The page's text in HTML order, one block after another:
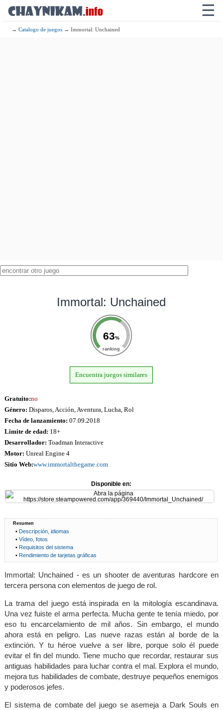
☰
→Catalogo de juegos → Immortal: Unchained
Immortal: Unchained
63%
ranking
Encuentra juegos similares
Gratuito:no
Género: Disparos, Acción, Aventura, Lucha, Rol
Fecha de lanzamiento: 07.09.2018
Limite de edad: 18+
Desarrollador: Toadman Interactive
Motor: Unreal Engine 4
Sitio Web:www.immortalthegame.com
Disponible en:
Resumen
•Descripción, idiomas
•Vídeo, fotos
•Requisitos del sistema
•Rendimiento de tarjetas gráficas
Immortal: Unchained - es un shooter de aventuras hardcore en
tercera persona con elementos de juego de rol.
La trama del juego está inspirada en la mitología escandinava.
Una vez fuiste el arma perfecta. Mucha gente te tenía miedo, por
eso tu encarcelamiento de mil años. Sin embargo, el mundo
ahora está en peligro. Las nueve razas están al borde de la
extinción. Y tu héroe vuelve a ser libre, porque solo él puede
evitar el fin del mundo. Tiene mucho que recordar, restaurar sus
antiguas habilidades para luchar contra el mal. Explora el mundo,
mejora tus habilidades de combate, destruye pequeños enemigos
y poderosos jefes.
El sistema de combate del juego se asemeja a Dark Souls en